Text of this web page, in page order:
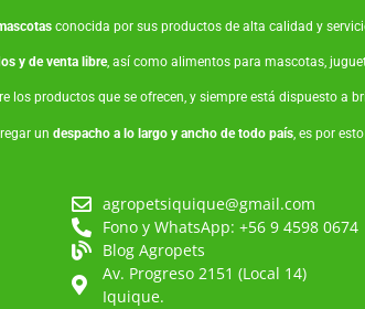
conocida por sus productos de alta calidad y
y de venta libre, así como alimentos para mascotas,
productos que se ofrecen, y siempre está dispuesto a
un despacho a lo largo y ancho de todo país, es por
agropetsiquique@gmail.com
Fono y WhatsApp: +56 9 4598 0674
Blog Agropets
Av. Progreso 2151 (Local 14)
Iquique.